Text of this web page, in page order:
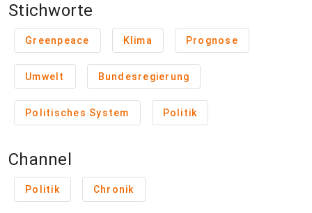
Stichworte
Greenpeace Klima Prognose
Umwelt Bundesregierung
Politisches System Politik
Channel
Politik Chronik